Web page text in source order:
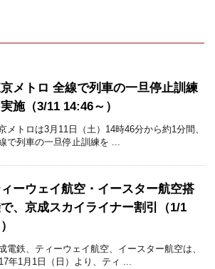
メトロ 全線で列車の一旦停止訓練
施（3/11 14:46～）
メトロは3月11日（土）14時46分から約1分間、
で列車の一旦停止訓練を ...
ーウェイ航空・イースター航空搭
、京成スカイライナー割引（1/1
電鉄、ティーウェイ航空、イースター航空は、
年1月1日（日）より、ティ ...